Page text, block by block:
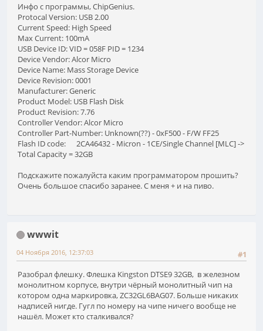
Инфо с программы, ChipGenius.
Protocal Version: USB 2.00
Current Speed: High Speed
Max Current: 100mA
USB Device ID: VID = 058F PID = 1234
Device Vendor: Alcor Micro
Device Name: Mass Storage Device
Device Revision: 0001
Manufacturer: Generic
Product Model: USB Flash Disk
Product Revision: 7.76
Controller Vendor: Alcor Micro
Controller Part-Number: Unknown(??) - 0xF500 - F/W FF25
Flash ID code: 2CA46432 - Micron - 1CE/Single Channel [MLC] ->
Total Capacity = 32GB
Подскажите пожалуйста каким программатором прошить?
Очень большое спасибо заранее. С меня + и на пиво.
wwwit
#1
04 Ноября 2016, 12:37:03
Разобрал флешку. Флешка Kingston DTSE9 32GB, в железном
монолитном корпусе, внутри чёрный монолитный чип на
котором одна маркировка, ZC32GL6BAG07. Больше никаких
надписей нигде. Гугл по номеру на чипе ничего вообще не
нашёл. Может кто сталкивался?